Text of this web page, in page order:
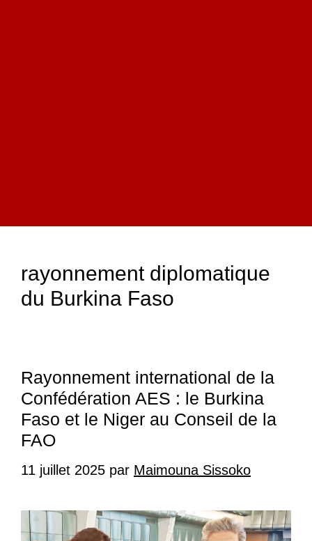
rayonnement diplomatique
du Burkina Faso
Rayonnement international de la
Confédération AES : le Burkina
Faso et le Niger au Conseil de la
FAO
11 juillet 2025 par Maimouna Sissoko